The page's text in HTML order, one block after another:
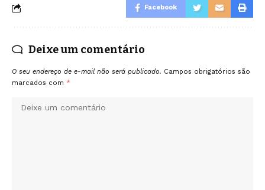
Facebook
Deixe um comentário
O seu endereço de e-mail não será publicado. Campos obrigatórios são
marcados com *